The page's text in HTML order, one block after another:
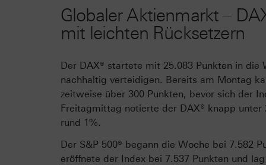
Globaler Aktienmarkt –
mit leichten Rücksetzern
Der DAX® startete mit 25.083 Punkten in
nachhaltig verteidigen. Bereits am Montag
zeitweise über 300 Punkten, bevor sich der
Freitagmittag notierte der DAX® knapp
rund 1%.
Der S&P 500® begann die Woche bei 7.582
eröffnete der Index bei 7.537 Punkten und